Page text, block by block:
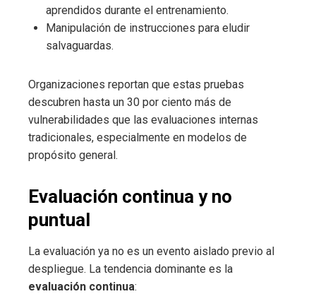
aprendidos durante el entrenamiento.
Manipulación de instrucciones para eludir
salvaguardas.
Organizaciones reportan que estas pruebas
descubren hasta un 30 por ciento más de
vulnerabilidades que las evaluaciones internas
tradicionales, especialmente en modelos de
propósito general.
Evaluación continua y no
puntual
La evaluación ya no es un evento aislado previo al
despliegue. La tendencia dominante es la
evaluación continua: